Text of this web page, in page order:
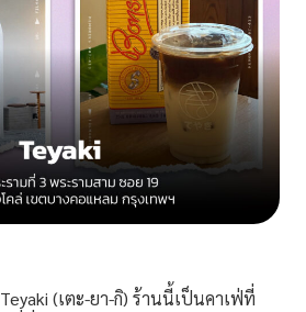
Teyaki (เตะ-ยา-กิ) ร้านนี้เป็นคาเฟ่ที่